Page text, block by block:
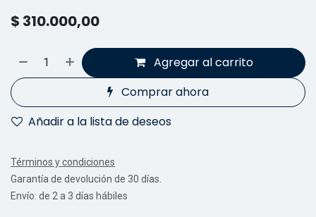
$ 310.000,00
Agregar al carrito
Comprar ahora
Añadir a la lista de deseos
Términos y condiciones
Garantía de devolución de 30 días.
Envío: de 2 a 3 días hábiles